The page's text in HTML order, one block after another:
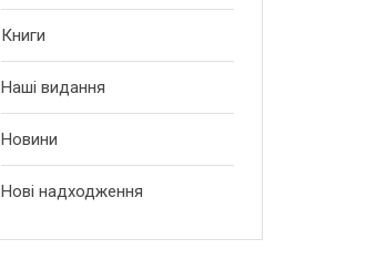
Книги
Наші видання
Новини
Нові надходження